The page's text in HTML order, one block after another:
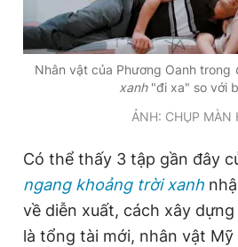
Thông tin tòa soạn
Đọc Thanh Niên trên điện thoại
Nhân vật của Phương Oanh trong
xanh"đi xa" so với
ẢNH: CHỤP MÀN
Có thể thấy 3 tập gần đây
ngang khoảng trời xanh
về diễn xuất, cách xây
là tổng tài mới, nhân vật Mỹ